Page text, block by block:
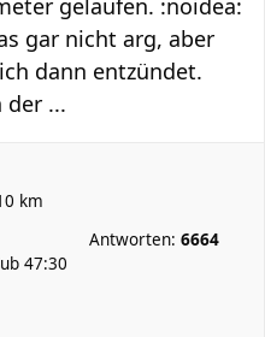
gelaufen. :noidea:
gar nicht arg, aber
dann entzündet.
...
km
47:30
Antworten: 6664